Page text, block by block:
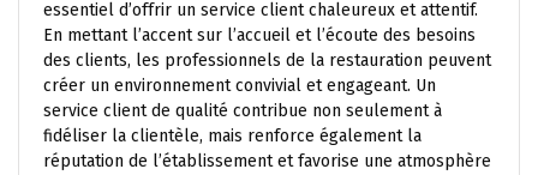
essentiel d’offrir un service client chaleureux et attentif.
En mettant l’accent sur l’accueil et l’écoute des besoins
des clients, les professionnels de la restauration peuvent
créer un environnement convivial et engageant. Un
service client de qualité contribue non seulement à
fidéliser la clientèle, mais renforce également la
réputation de l’établissement et favorise une atmosphère